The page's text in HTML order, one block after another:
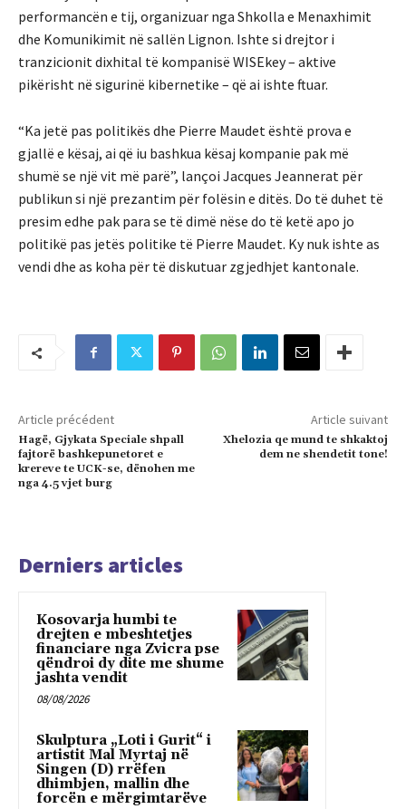
performancën e tij, organizuar nga Shkolla e Menaxhimit
dhe Komunikimit në sallën Lignon. Ishte si drejtor i
tranzicionit dixhital të kompanisë WISEkey – aktive
pikërisht në sigurinë kibernetike – që ai ishte ftuar.
“Ka jetë pas politikës dhe Pierre Maudet është prova e
gjallë e kësaj, ai që iu bashkua kësaj kompanie pak më
shumë se një vit më parë”, lançoi Jacques Jeannerat për
publikun si një prezantim për folësin e ditës. Do të duhet të
presim edhe pak para se të dimë nëse do të ketë apo jo
politikë pas jetës politike të Pierre Maudet. Ky nuk ishte as
vendi dhe as koha për të diskutuar zgjedhjet kantonale.
Article précédent
Hagë, Gjykata Speciale shpall
fajtorë bashkepunetoret e
krereve te UCK-se, dënohen me
nga 4.5 vjet burg
Article suivant
Xhelozia qe mund te shkaktoj
dem ne shendetit tone!
Derniers articles
Kosovarja humbi te
drejten e mbeshtetjes
financiare nga Zvicra pse
qëndroi dy dite me shume
jashta vendit
08/08/2026
Skulptura „Loti i Gurit“ i
artistit Mal Myrtaj në
Singen (D) rrëfen
dhimbjen, mallin dhe
forcën e mërgimtarëve